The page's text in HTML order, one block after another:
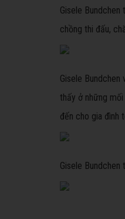
Gisele
chồng thi đấu,
Gisele
thấy ở những
đến cho gia đình
Gisele